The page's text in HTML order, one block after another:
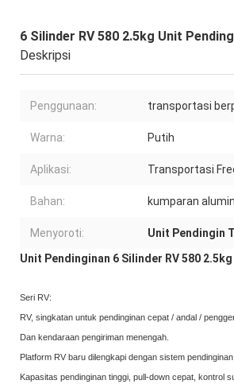
6 Silinder RV 580 2.5kg Unit
Deskripsi
Penggunaan: transportasi
Warna: Putih
Aplikasi: Transportasi
Bahan: kumparan
Menyoroti: Unit Pendingin
Unit Pendinginan 6 Silinder RV 580
Seri RV:
RV, singkatan untuk pendinginan cepat / andal /
Dan kendaraan pengiriman menengah.
Platform RV baru dilengkapi dengan sistem
Kapasitas pendinginan tinggi, pull-down cepat, kontrol